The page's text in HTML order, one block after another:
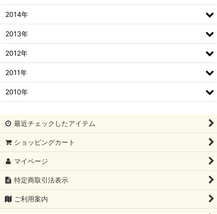
2014年
2013年
2012年
2011年
2010年
最近チェックしたアイテム
ショッピングカート
マイページ
特定商取引法表示
ご利用案内